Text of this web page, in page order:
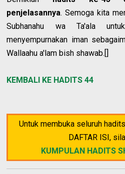
penjelasannya. Semoga kita
Subhanahu wa Ta'ala
menyempurnakan iman
Wallaahu a'lam bish shawab.[]
KEMBALI KE HADITS 44
Untuk membuka seluruh
DAFTAR ISI,
KUMPULAN HADITS